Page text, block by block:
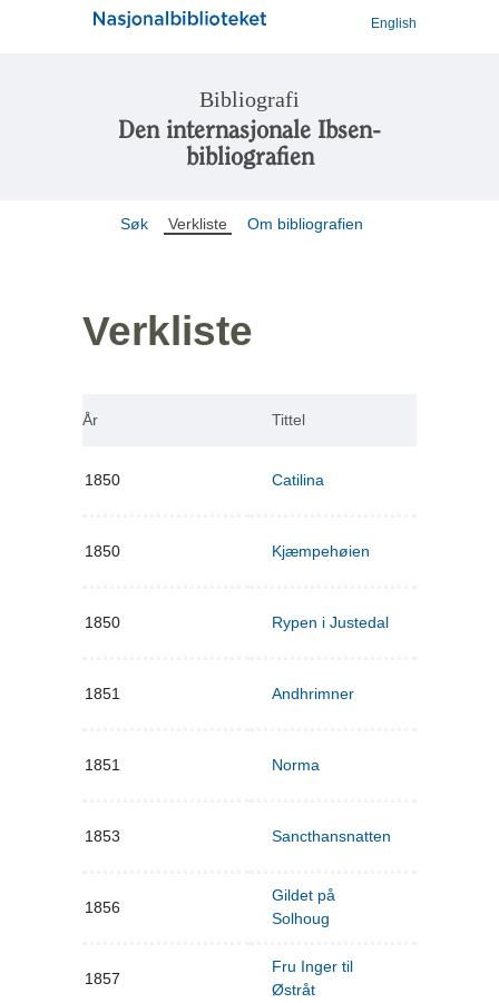
English
Bibliografi
Den internasjonale Ibsen-
bibliografien
Søk Verkliste Om bibliografien
Verkliste
År Tittel
1850 Catilina
1850 Kjæmpehøien
1850 Rypen i Justedal
1851 Andhrimner
1851 Norma
1853 Sancthansnatten
1856
Gildet på
Solhoug
1857
Fru Inger til
Østråt